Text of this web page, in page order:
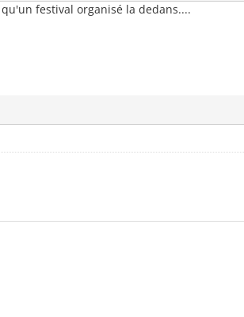
festival organisé la dedans....